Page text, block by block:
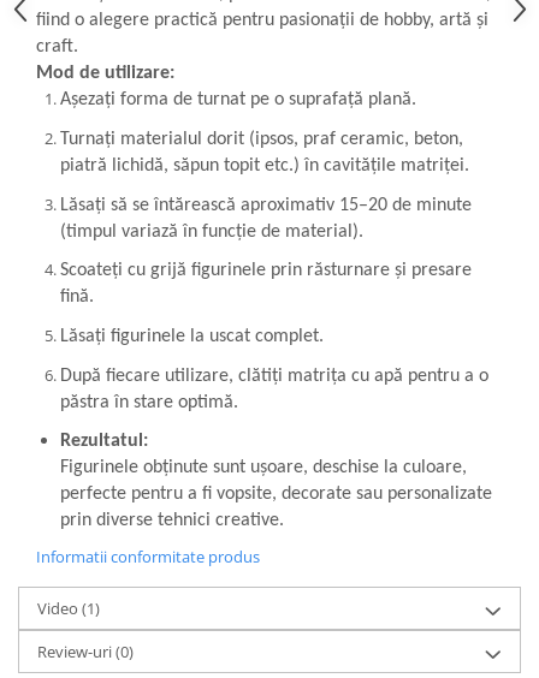
Panglici craciun
Panglici decor
Snur/sfoara/fir
Metal
Aplice decor
Platouri
Sticlute
Altele
Stampile, sigilii
Baze stampile
Stampile lemn
Stampile silicon
Ustensile, aparate
Cutter, trimmer
Perforatoare
Pistoale de lipit
Traforaj, pirogravura
Ustensile
Polistiren
Ceramica
fiind o alegere practică pentru pasionații de hobby, artă și
craft.
Mod de utilizare:
Așezați forma de turnat pe o suprafață plană.
Turnați materialul dorit (ipsos, praf ceramic, beton,
piatră lichidă, săpun topit etc.) în cavitățile matriței.
Lăsați să se întărească aproximativ 15–20 de minute
(timpul variază în funcție de material).
Scoateți cu grijă figurinele prin răsturnare și presare
fină.
Lăsați figurinele la uscat complet.
După fiecare utilizare, clătiți matrița cu apă pentru a o
păstra în stare optimă.
Rezultatul:
Figurinele obținute sunt ușoare, deschise la culoare,
perfecte pentru a fi vopsite, decorate sau personalizate
prin diverse tehnici creative.
Informatii conformitate produs
Video (1)
Review-uri(0)